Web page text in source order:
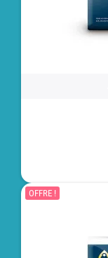
OFFRE !